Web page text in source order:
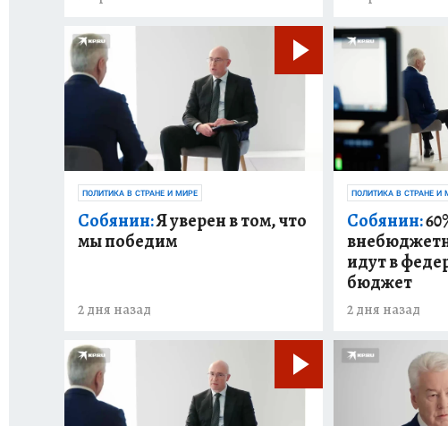
ПОЛИТИКА В СТРАНЕ И МИРЕ
Собянин:Я уверен в том, что
мы победим
2 дня назад
ПОЛИТИКА В СТРАНЕ И
Собянин:
идут в
бюджет
2 дня назад